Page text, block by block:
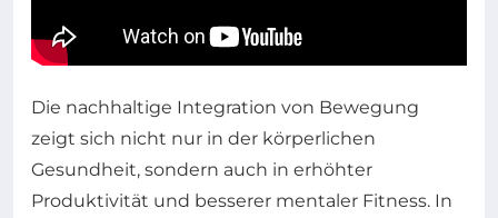
Die nachhaltige Integration von Bewegung
zeigt sich nicht nur in der körperlichen
Gesundheit, sondern auch in erhöhter
Produktivität und besserer mentaler Fitness. In